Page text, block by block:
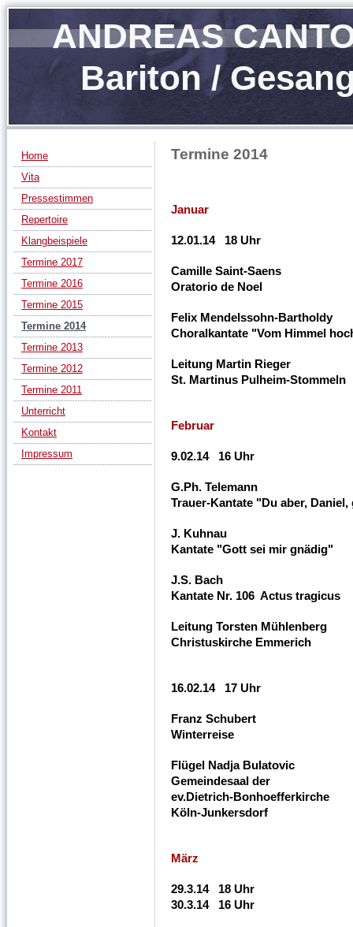
ANDREAS
Bariton /
Home
Vita
Pressestimmen
Repertoire
Klangbeispiele
Termine 2017
Termine 2016
Termine 2015
Termine 2014
Termine 2013
Termine 2012
Termine 2011
Unterricht
Kontakt
Impressum
Termine 2014
Januar
12.01.14 18 Uhr
Camille Saint-Saens
Oratorio de Noel
Felix Mendelssohn-Bartholdy
Choralkantate "Vom Himmel
Leitung Martin Rieger
St. Martinus Pulheim-Stommeln
Februar
9.02.14 16 Uhr
G.Ph. Telemann
Trauer-Kantate "Du aber, Daniel,
J. Kuhnau
Kantate "Gott sei mir gnädig"
J.S. Bach
Kantate Nr. 106 Actus tragicus
Leitung Torsten Mühlenberg
Christuskirche Emmerich
16.02.14 17 Uhr
Franz Schubert
Winterreise
Flügel Nadja Bulatovic
Gemeindesaal der
ev.Dietrich-Bonhoefferkirche
Köln-Junkersdorf
März
29.3.14 18 Uhr
30.3.14 16 Uhr